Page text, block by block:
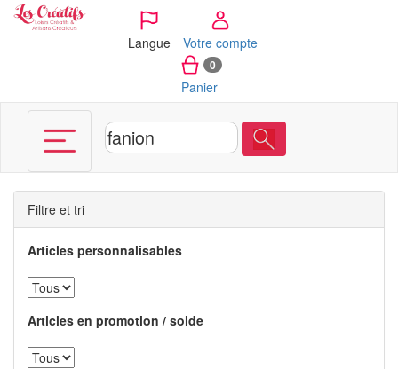
Langue Votre compte
0
Panier
Filtre et tri
Articles personnalisables
Articles en promotion / solde
Panneau de gestion des cookies